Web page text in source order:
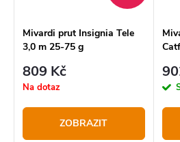
Mivardi prut Insignia Tele
3,0 m 25-75 g
809 Kč
Na dotaz
ZOBRAZIT